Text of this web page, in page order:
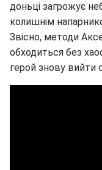
доньці загрожує
колишнім
Звісно, методи
обходиться без
герой знову вийти